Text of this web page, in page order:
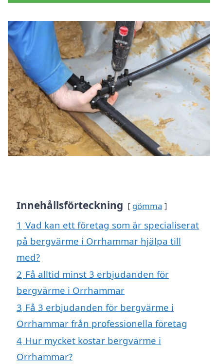
Innehållsförteckning gömma
1 Vad kan ett företag som är specialiserat
på bergvärme i Orrhammar hjälpa till
med?
2 Få alltid minst 3 erbjudanden för
bergvärme i Orrhammar
3 Få 3 erbjudanden för bergvärme i
Orrhammar från professionella företag
4 Hur mycket kostar bergvärme i
Orrhammar?